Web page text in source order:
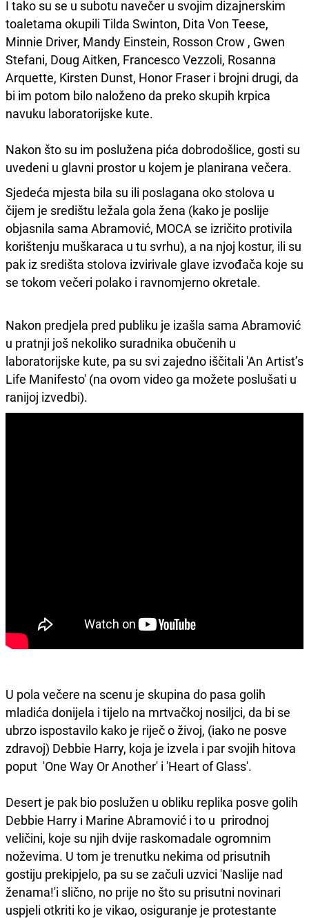
I tako su se u subotu navečer u svojim dizajnerskim
toaletama okupili Tilda Swinton, Dita Von Teese,
Minnie Driver, Mandy Einstein, Rosson Crow , Gwen
Stefani, Doug Aitken, Francesco Vezzoli, Rosanna
Arquette, Kirsten Dunst, Honor Fraser i brojni drugi, da
bi im potom bilo naloženo da preko skupih krpica
navuku laboratorijske kute.
Nakon što su im poslužena pića dobrodošlice, gosti su
uvedeni u glavni prostor u kojem je planirana večera.
Sjedeća mjesta bila su ili poslagana oko stolova u
čijem je središtu ležala gola žena (kako je poslije
objasnila sama Abramović, MOCA se izričito protivila
korištenju muškaraca u tu svrhu), a na njoj kostur, ili su
pak iz središta stolova izvirivale glave izvođača koje su
se tokom večeri polako i ravnomjerno okretale.
Nakon predjela pred publiku je izašla sama Abramović
u pratnji još nekoliko suradnika obučenih u
laboratorijske kute, pa su svi zajedno iščitali 'An Artist’s
Life Manifesto' (na ovom video ga možete poslušati u
ranijoj izvedbi).
U pola večere na scenu je skupina do pasa golih
mladića donijela i tijelo na mrtvačkoj nosiljci, da bi se
ubrzo ispostavilo kako je riječ o živoj, (iako ne posve
zdravoj) Debbie Harry, koja je izvela i par svojih hitova
poput 'One Way Or Another' i 'Heart of Glass'.
Desert je pak bio poslužen u obliku replika posve golih
Debbie Harry i Marine Abramović i to u prirodnoj
veličini, koje su njih dvije raskomadale ogromnim
noževima. U tom je trenutku nekima od prisutnih
gostiju prekipjelo, pa su se začuli uzvici 'Naslije nad
ženama!'i slično, no prije no što su prisutni novinari
uspjeli otkriti ko je vikao, osiguranje je protestante